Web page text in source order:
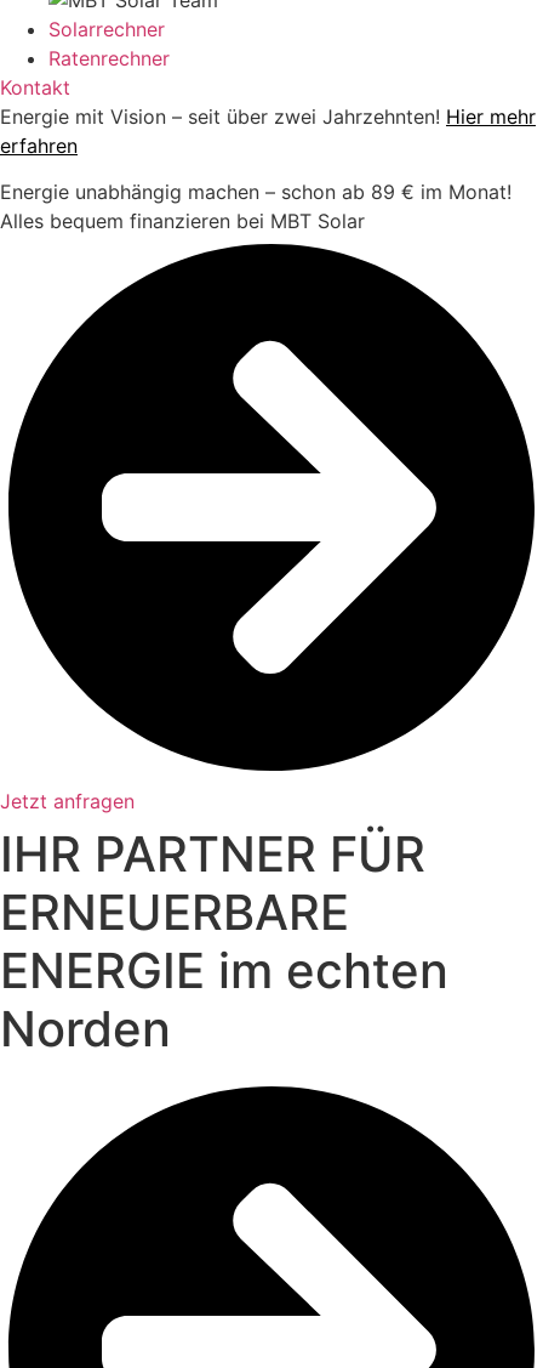
Solarrechner
Ratenrechner
Kontakt
Energie mit Vision – seit über zwei Jahrzehnten! Hier mehr
erfahren
Energie unabhängig machen – schon ab 89 € im Monat!
Alles bequem finanzieren bei MBT Solar
Jetzt anfragen
IHR PARTNER FÜR
ERNEUERBARE
ENERGIE im echten
Norden​